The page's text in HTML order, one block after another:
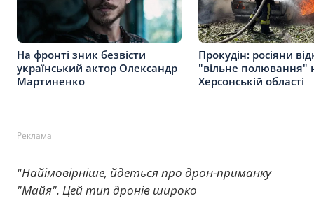
На фронті зник безвісти
український актор Олександр
Мартиненко
Прокудін: росіяни
"вільне полювання"
Херсонській області
Реклама
"Найімовірніше, йдеться про дрон-приманку
"Майя". Цей тип дронів широко